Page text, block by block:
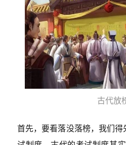
古代放
首先，要看落没落榜，我们得